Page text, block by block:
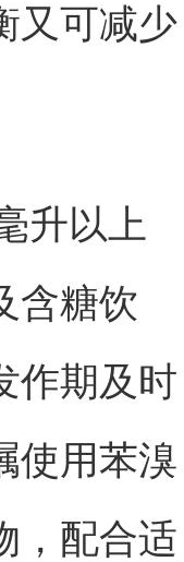
又可减少
升以上
含糖饮
作期及时
使用苯溴
，配合适